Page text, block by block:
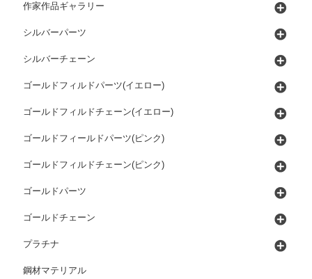
作家作品ギャラリー
シルバーパーツ
シルバーチェーン
ゴールドフィルドパーツ(イエロー)
ゴールドフィルドチェーン(イエロー)
ゴールドフィールドパーツ(ピンク)
ゴールドフィルドチェーン(ピンク)
ゴールドパーツ
ゴールドチェーン
プラチナ
鋼材マテリアル